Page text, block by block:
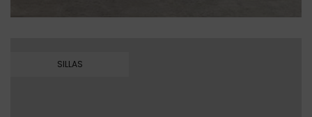
SILLAS